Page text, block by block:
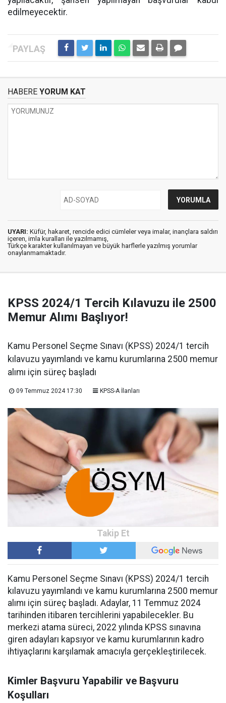
edilmeyecektir.
HABERE YORUM KAT
UYARI: Küfür, hakaret, rencide edici cümleler veya imalar, inançlara saldırı
içeren, imla kuralları ile yazılmamış,
Türkçe karakter kullanılmayan ve büyük harflerle yazılmış yorumlar
onaylanmamaktadır.
KPSS 2024/1 Tercih Kılavuzu ile 2500
Memur Alımı Başlıyor!
Kamu Personel Seçme Sınavı (KPSS) 2024/1 tercih
kılavuzu yayımlandı ve kamu kurumlarına 2500 memur
alımı için süreç başladı
09 Temmuz 2024 17:30 KPSS-A İlanları
Kamu Personel Seçme Sınavı (KPSS) 2024/1 tercih
kılavuzu yayımlandı ve kamu kurumlarına 2500 memur
alımı için süreç başladı. Adaylar, 11 Temmuz 2024
tarihinden itibaren tercihlerini yapabilecekler. Bu
merkezi atama süreci, 2022 yılında KPSS sınavına
giren adayları kapsıyor ve kamu kurumlarının kadro
ihtiyaçlarını karşılamak amacıyla gerçekleştirilecek.
Kimler Başvuru Yapabilir ve Başvuru
Koşulları